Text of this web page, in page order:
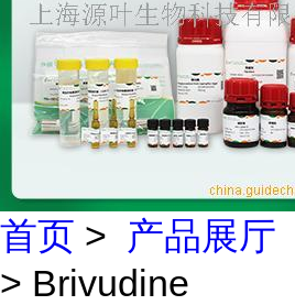
首页 > 产品展厅
> Brivudine